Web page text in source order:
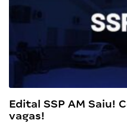
Edital SSP AM Saiu!
vagas!